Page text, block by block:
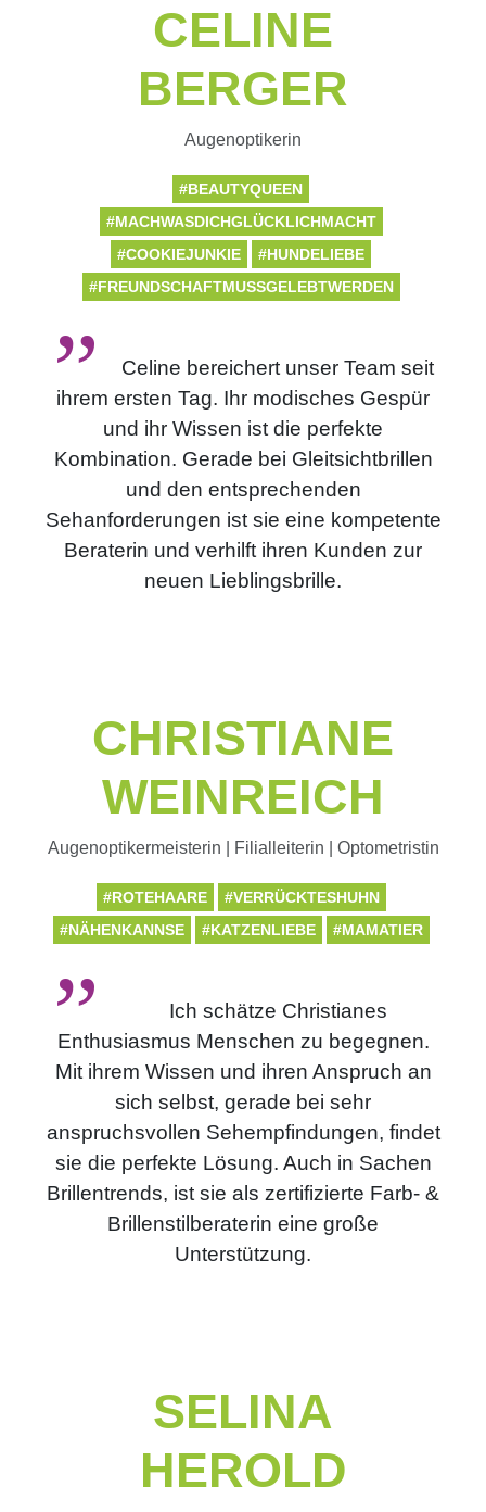
CELINE
BERGER
Augenoptikerin
#BEAUTYQUEEN
#MACHWASDICHGLÜCKLICHMACHT
#COOKIEJUNKIE
#HUNDELIEBE
#FREUNDSCHAFTMUSSGELEBTWERDEN
Celine bereichert unser Team seit
ihrem ersten Tag. Ihr modisches Gespür
und ihr Wissen ist die perfekte
Kombination. Gerade bei Gleitsichtbrillen
und den entsprechenden
Sehanforderungen ist sie eine kompetente
Beraterin und verhilft ihren Kunden zur
neuen Lieblingsbrille.
CHRISTIANE
WEINREICH
Augenoptikermeisterin | Filialleiterin | Optometristin
#ROTEHAARE
#VERRÜCKTESHUHN
#NÄHENKANNSE
#KATZENLIEBE #MAMATIER
Ich schätze Christianes
Enthusiasmus Menschen zu begegnen.
Mit ihrem Wissen und ihren Anspruch an
sich selbst, gerade bei sehr
anspruchsvollen Sehempfindungen, findet
sie die perfekte Lösung. Auch in Sachen
Brillentrends, ist sie als zertifizierte Farb- &
Brillenstilberaterin eine große
Unterstützung.
SELINA
HEROLD